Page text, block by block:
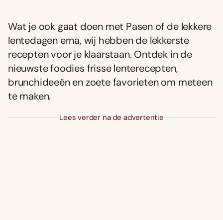
Wat je ook gaat doen met Pasen of de lekkere
lentedagen erna, wij hebben de lekkerste
recepten voor je klaarstaan. Ontdek in de
nieuwste foodies frisse lenterecepten,
brunchideeën en zoete favorieten om meteen
te maken.
Lees verder na de advertentie